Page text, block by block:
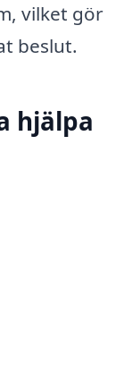
vilket gör
beslut.
hjälpa